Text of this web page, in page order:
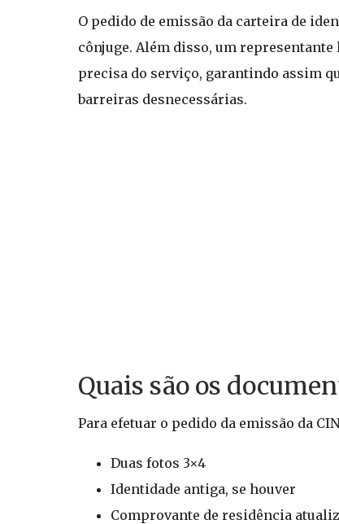
O pedido de emissão da carteira de
cônjuge. Além disso, um
precisa do serviço, garantindo assim
barreiras desnecessárias.
Quais são os
Para efetuar o pedido da emissão da
Duas fotos 3×4
Identidade antiga, se houver
Comprovante de residência